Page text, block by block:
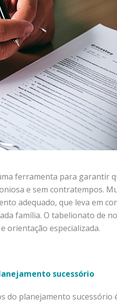
ferramenta para garantir
e sem contratempos.
adequado, que leva em
família. O tabelionato de
orientação especializada.
sucessório
do planejamento sucessório